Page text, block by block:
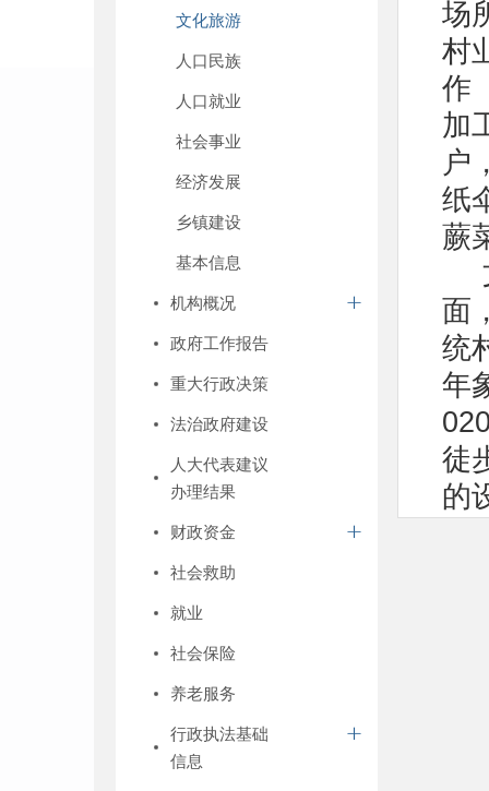
文化旅游
人口民族
人口就业
社会事业
经济发展
乡镇建设
基本信息
机构概况
政府工作报告
重大行政决策
法治政府建设
人大代表建议
办理结果
财政资金
社会救助
就业
社会保险
养老服务
行政执法基础
信息
场
村
作
加
户
纸
蕨
面
统
年
徒
的